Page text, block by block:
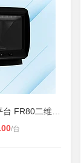
/台